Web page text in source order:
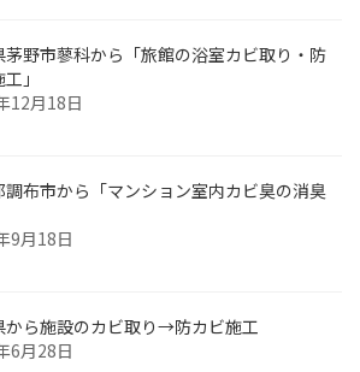
茅野市蓼科から「旅館の浴室カビ取り・防
」
12月18日
調布市から「マンション室内カビ臭の消臭
9月18日
から施設のカビ取り→防カビ施工
6月28日